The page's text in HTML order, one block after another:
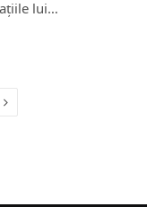
lui…
Next